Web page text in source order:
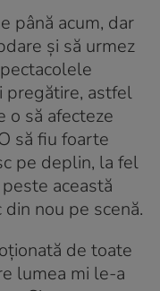
până acum, dar
și să urmez
pregătire, astfel
o să afecteze
să fiu foarte
pe deplin, la fel
această
nou pe scenă.
de toate
lumea mi le-a